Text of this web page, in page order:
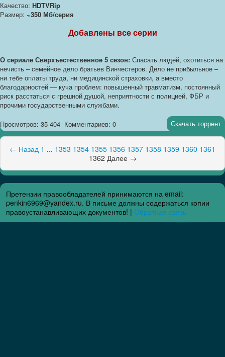
Качество: HDTVRip
Размер: ~350 Мб/серия
Добавлены все серии
О сериале Сверхъестественное 5 сезон: Спасать людей, охотиться на
нечисть – семейное дело братьев Винчестеров. Дело не прибыльное –
ни тебе оплаты труда, ни медицинской страховки, а вместо
благодарностей — куча проблем: повышенный травматизм, постоянный
риск расстаться с грешной душой, неприятности с полицией, ФБР и
прочими государственными службами.
Просмотров: 35 404 Комментариев: 0 Скачать торрент
← Назад 1 ... 1353 1354 1355 1356 1357 1358 1359 1360 1361
1362 Далее →
Претензии правообладателей принимаются на email:
penkin6969@yandex.ru. В письме должны содержаться копии
правоустанавливающих документов! | Обратная связь